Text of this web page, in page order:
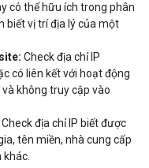
có thể hữu ích trong phân
biết vị trí địa lý của một
Check địa chỉ IP
có liên kết với hoạt động
không truy cập vào
Check địa chỉ IP biết được
tên miền, nhà cung cấp